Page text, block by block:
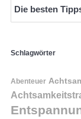
Die besten
Schlagwörter
Abenteuer